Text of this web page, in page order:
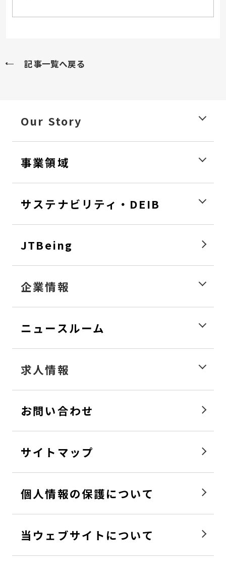
記事一覧へ戻る
Our Story
事業領域
サステナビリティ・DEIB
JTBeing
企業情報
ニュースルーム
求人情報
お問い合わせ
サイトマップ
個人情報の保護について
当ウェブサイトについて